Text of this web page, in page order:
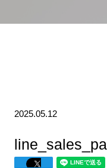
2025.05.12